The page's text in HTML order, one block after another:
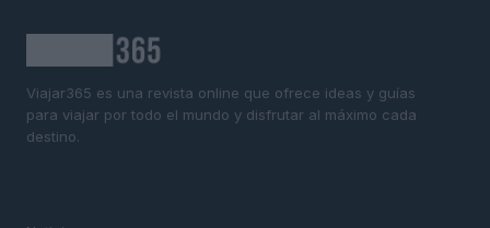
Viajar365 es una revista online que ofrece ideas y guías
para viajar por todo el mundo y disfrutar al máximo cada
destino.